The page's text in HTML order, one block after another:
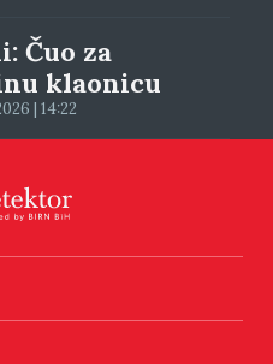
Čuo za
klaonicu
| 14:22